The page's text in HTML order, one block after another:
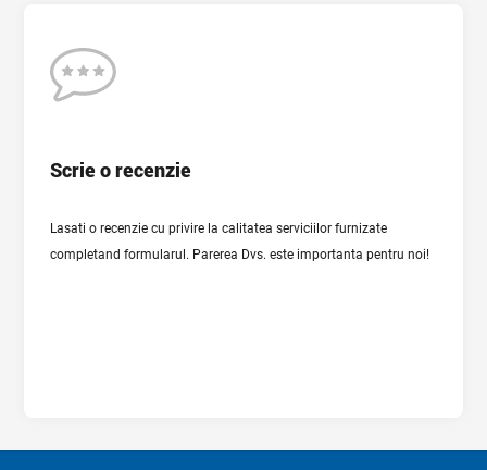
Scrie o recenzie
Lasati o recenzie cu privire la calitatea serviciilor furnizate
completand formularul. Parerea Dvs. este importanta pentru noi!